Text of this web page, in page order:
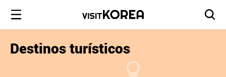
Destinos turísticos